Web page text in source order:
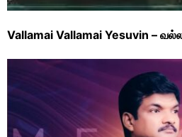
Vallamai Vallamai Yesuvin –